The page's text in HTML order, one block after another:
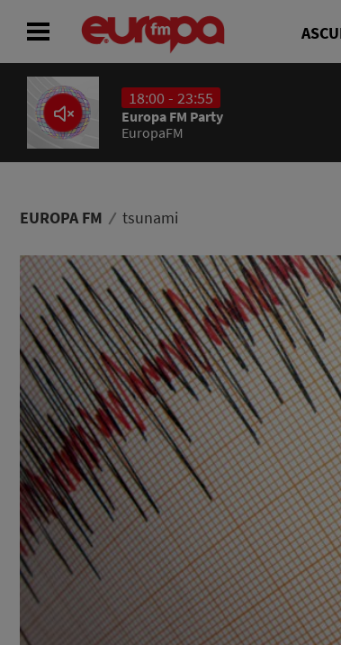
18:00 - 23:55
Europa FM Party
EuropaFM
EUROPA FM tsunami
ACASĂ
ȘTIRI
PODCAST
ASCULTĂ LIVE